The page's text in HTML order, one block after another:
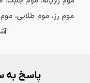
موم رز، موم طلایی، موم
پاسخ به